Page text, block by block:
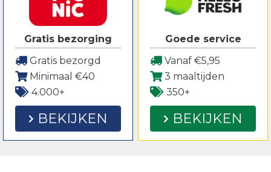
Gratis bezorging
Gratis bezorgd
Minimaal €40
4.000+
BEKIJKEN
Goede service
Vanaf €5,95
3 maaltijden
350+
BEKIJKEN